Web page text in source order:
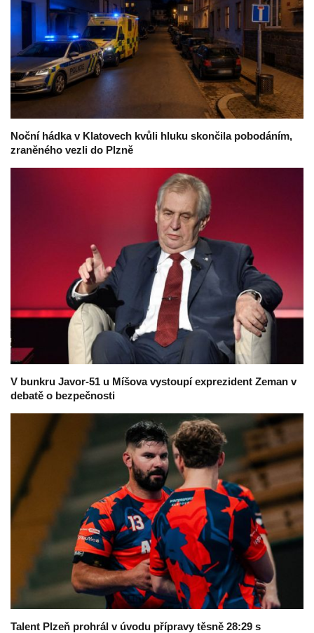
Noční hádka v Klatovech kvůli hluku skončila pobodáním,
zraněného vezli do Plzně
V bunkru Javor-51 u Míšova vystoupí exprezident Zeman v
debatě o bezpečnosti
Talent Plzeň prohrál v úvodu přípravy těsně 28:29 s